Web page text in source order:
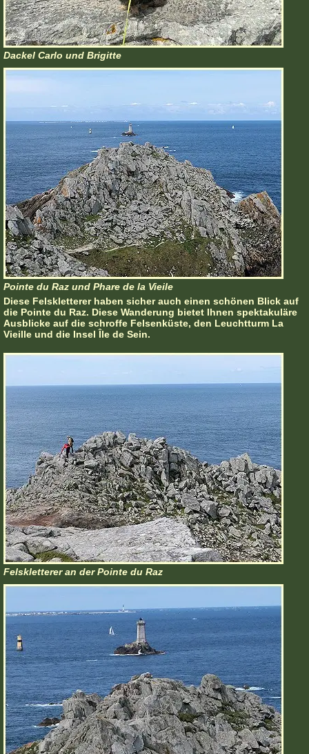
Dackel Carlo und Brigitte
Pointe du Raz und Phare de la Vieile
Diese Felskletterer haben sicher auch einen schönen Blick auf
die Pointe du Raz. Diese Wanderung bietet Ihnen spektakuläre
Ausblicke auf die schroffe Felsenküste, den Leuchtturm La
Vieille und die Insel Île de Sein.
Felskletterer an der Pointe du Raz